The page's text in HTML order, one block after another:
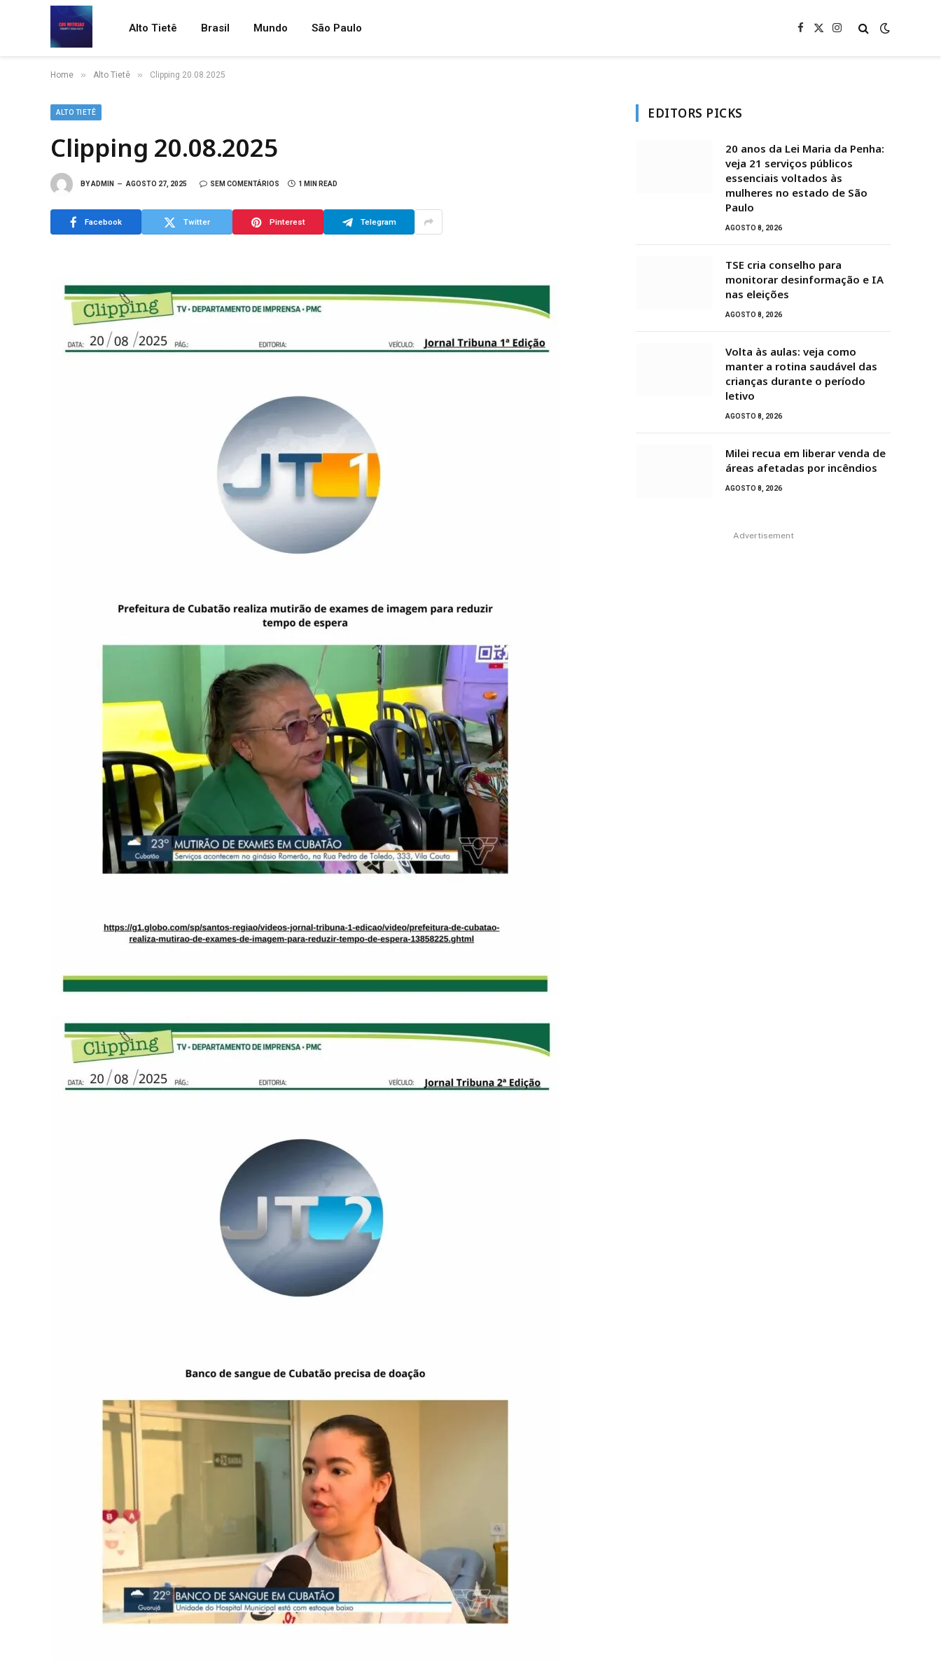
Alto Tietê Brasil Mundo São Paulo Facebook
X
Instagram
Home » Alto Tietê » Clipping 20.08.2025
ALTO TIETÊ
Clipping 20.08.2025
BYADMIN AGOSTO 27, 2025 SEM COMENTÁRIOS 1 MIN READ
Facebook Twitter Pinterest Telegram
EDITORS PICKS
20 anos da Lei Maria da Penha:
veja 21 serviços públicos
essenciais voltados às
mulheres no estado de São
Paulo
AGOSTO 8, 2026
TSE cria conselho para
monitorar desinformação e IA
nas eleições
AGOSTO 8, 2026
Volta às aulas: veja como
manter a rotina saudável das
crianças durante o período
letivo
AGOSTO 8, 2026
Milei recua em liberar venda de
áreas afetadas por incêndios
AGOSTO 8, 2026
Advertisement